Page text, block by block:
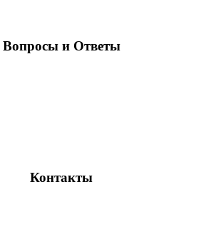
Вопросы и Ответы
Контакты